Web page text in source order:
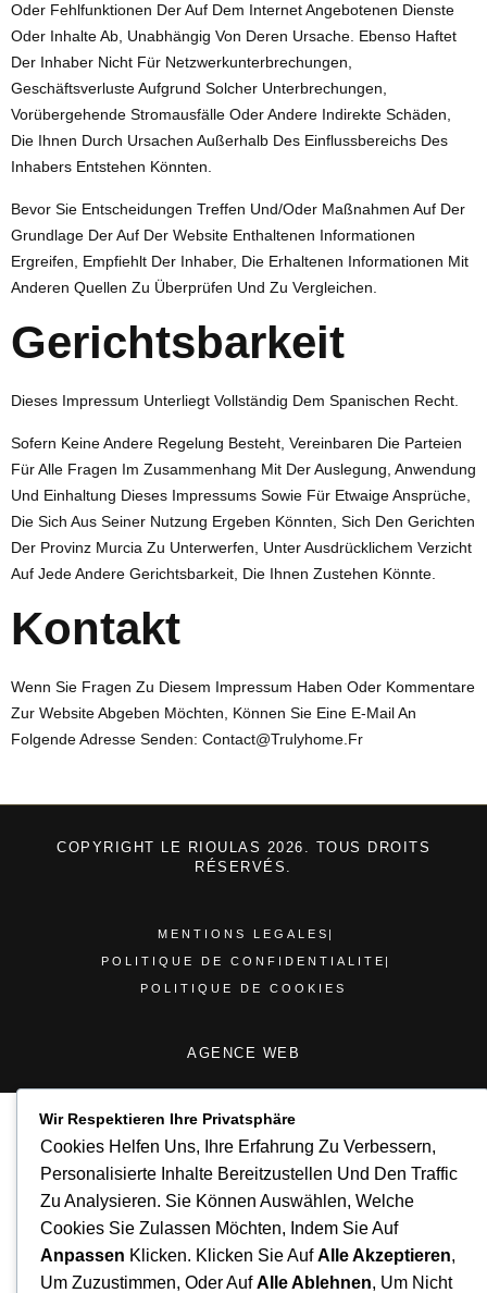
Oder Fehlfunktionen Der Auf Dem Internet Angebotenen Dienste
Oder Inhalte Ab, Unabhängig Von Deren Ursache. Ebenso Haftet
Der Inhaber Nicht Für Netzwerkunterbrechungen,
Geschäftsverluste Aufgrund Solcher Unterbrechungen,
Vorübergehende Stromausfälle Oder Andere Indirekte Schäden,
Die Ihnen Durch Ursachen Außerhalb Des Einflussbereichs Des
Inhabers Entstehen Könnten.
Bevor Sie Entscheidungen Treffen Und/oder Maßnahmen Auf Der
Grundlage Der Auf Der Website Enthaltenen Informationen
Ergreifen, Empfiehlt Der Inhaber, Die Erhaltenen Informationen Mit
Anderen Quellen Zu Überprüfen Und Zu Vergleichen.
Gerichtsbarkeit
Dieses Impressum Unterliegt Vollständig Dem Spanischen Recht.
Sofern Keine Andere Regelung Besteht, Vereinbaren Die Parteien
Für Alle Fragen Im Zusammenhang Mit Der Auslegung, Anwendung
Und Einhaltung Dieses Impressums Sowie Für Etwaige Ansprüche,
Die Sich Aus Seiner Nutzung Ergeben Könnten, Sich Den Gerichten
Der Provinz Murcia Zu Unterwerfen, Unter Ausdrücklichem Verzicht
Auf Jede Andere Gerichtsbarkeit, Die Ihnen Zustehen Könnte.
Kontakt
Wenn Sie Fragen Zu Diesem Impressum Haben Oder Kommentare
Zur Website Abgeben Möchten, Können Sie Eine E-Mail An
Folgende Adresse Senden: Contact@trulyhome.fr
COPYRIGHT LE RIOULAS 2026. TOUS DROITS
RÉSERVÉS.
MENTIONS LEGALES
POLITIQUE DE CONFIDENTIALITE
POLITIQUE DE COOKIES
AGENCE WEB
Wir Respektieren Ihre Privatsphäre
Cookies Helfen Uns, Ihre Erfahrung Zu Verbessern,
Personalisierte Inhalte Bereitzustellen Und Den Traffic
Zu Analysieren. Sie Können Auswählen, Welche
Cookies Sie Zulassen Möchten, Indem Sie Auf
Anpassen Klicken. Klicken Sie AufAlle Akzeptieren,
Um Zuzustimmen, Oder AufAlle Ablehnen, Um Nicht